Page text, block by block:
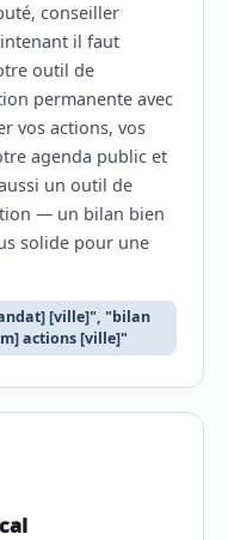
conseiller
il faut
outil de
permanente avec
vos actions, vos
agenda public et
un outil de
— un bilan bien
solide pour une
[ville]", "bilan
actions [ville]"